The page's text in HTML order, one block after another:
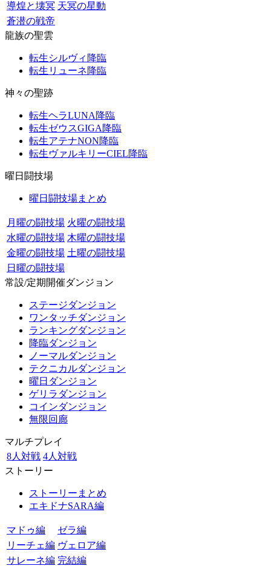
導煌と壊冥 天冥の星動
蒼潜の戦帝
龍族の聖雲
転生シルヴィ降臨
転生リューネ降臨
神々の聖跡
転生ヘラLUNA降臨
転生ゼウスGIGA降臨
転生アテナNON降臨
転生ヴァルキリーCIEL降臨
曜日闘技場
曜日闘技場まとめ
月曜の闘技場 火曜の闘技場
水曜の闘技場 木曜の闘技場
金曜の闘技場 土曜の闘技場
日曜の闘技場
常設/定期開催ダンジョン
ステージダンジョン
ワンタッチダンジョン
ランキングダンジョン
降臨ダンジョン
ノーマルダンジョン
テクニカルダンジョン
曜日ダンジョン
ゲリラダンジョン
コインダンジョン
無限回廊
マルチプレイ
8人対戦 4人対戦
ストーリー
ストーリーまとめ
エキドナSARA編
マドゥ編
ゼラ編
リーチェ編 ヴェロア編
サレーネ編 完結編